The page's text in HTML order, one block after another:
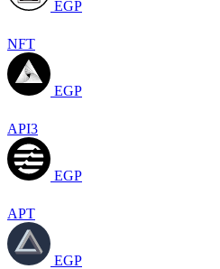
EGP
NFT
EGP
API3
EGP
APT
EGP